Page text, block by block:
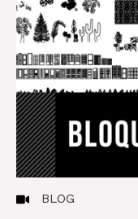
BLOG